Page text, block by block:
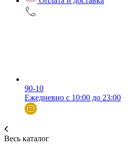
90-10
Ежедневно с 10:00 до 23:00
Весь каталог